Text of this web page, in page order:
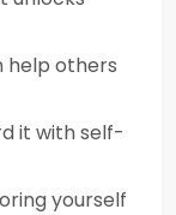
help others
it with self-
yourself